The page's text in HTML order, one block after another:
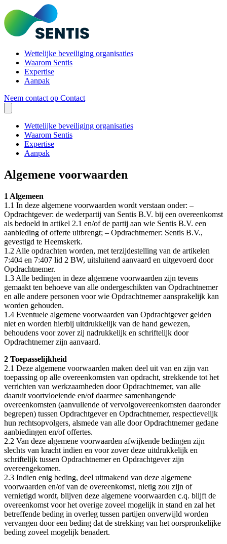
Wettelijke beveiliging organisaties
Waarom Sentis
Expertise
Aanpak
Neem contact op Contact
Wettelijke beveiliging organisaties
Waarom Sentis
Expertise
Aanpak
Algemene voorwaarden
1 Algemeen
1.1 In deze algemene voorwaarden wordt verstaan onder: –
Opdrachtgever: de wederpartij van Sentis B.V. bij een overeenkomst
als bedoeld in artikel 2.1 en/of de partij aan wie Sentis B.V. een
aanbieding of offerte uitbrengt; – Opdrachtnemer: Sentis B.V.,
gevestigd te Heemskerk.
1.2 Alle opdrachten worden, met terzijdestelling van de artikelen
7:404 en 7:407 lid 2 BW, uitsluitend aanvaard en uitgevoerd door
Opdrachtnemer.
1.3 Alle bedingen in deze algemene voorwaarden zijn tevens
gemaakt ten behoeve van alle ondergeschikten van Opdrachtnemer
en alle andere personen voor wie Opdrachtnemer aansprakelijk kan
worden gehouden.
1.4 Eventuele algemene voorwaarden van Opdrachtgever gelden
niet en worden hierbij uitdrukkelijk van de hand gewezen,
behoudens voor zover zij nadrukkelijk en schriftelijk door
Opdrachtnemer zijn aanvaard.
2 Toepasselijkheid
2.1 Deze algemene voorwaarden maken deel uit van en zijn van
toepassing op alle overeenkomsten van opdracht, strekkende tot het
verrichten van werkzaamheden door Opdrachtnemer, van alle
daaruit voortvloeiende en/of daarmee samenhangende
overeenkomsten (aanvullende of vervolgovereenkomsten daaronder
begrepen) tussen Opdrachtgever en Opdrachtnemer, respectievelijk
hun rechtsopvolgers, alsmede van alle door Opdrachtnemer gedane
aanbiedingen en/of offertes.
2.2 Van deze algemene voorwaarden afwijkende bedingen zijn
slechts van kracht indien en voor zover deze uitdrukkelijk en
schriftelijk tussen Opdrachtnemer en Opdrachtgever zijn
overeengekomen.
2.3 Indien enig beding, deel uitmakend van deze algemene
voorwaarden en/of van de overeenkomst, nietig zou zijn of
vernietigd wordt, blijven deze algemene voorwaarden c.q. blijft de
overeenkomst voor het overige zoveel mogelijk in stand en zal het
betreffende beding in overleg tussen partijen onverwijld worden
vervangen door een beding dat de strekking van het oorspronkelijke
beding zoveel mogelijk benadert.